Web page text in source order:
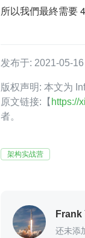
所以我們最終需要
发布于: 2021-05-16
版权声明: 本文为
原文链接:【 https://
者。
架构实战营
Frank
还未添